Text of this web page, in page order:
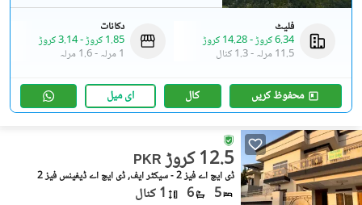
فلیٹ
6.34 کروڑ
-14.28 کروڑ
11.5 مرلہ
-1.3 کنال
دکانات
1.85 کروڑ
-3.14 کروڑ
1 مرلہ
-1.6 مرلہ
محفوظ کریں کال ای میل
PKR 12.5 کروڑ
ڈی ایچ اے فیز 2 - سیکٹر ایف, ڈی ایچ اے ڈیفینس فیز 2
5
6 1 کنال